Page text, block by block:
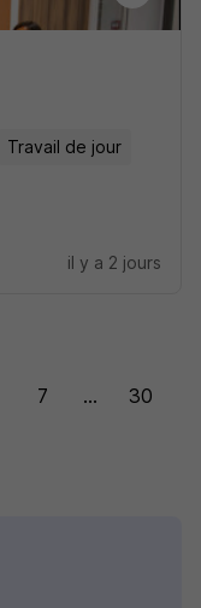
Travail de jour
il y a 2 jours
7 ... 30